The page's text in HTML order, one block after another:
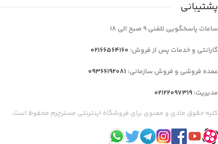
پشتیبانی
ساعات پاسخگویی تلفنی 9 صبح الی 18
گارانتی و خدمات پس از فروش: 02166564160
عمده فروشی و فروش سازمانی: 09366192081
مدیریت:02122097319
کلیه حقوق مادی و معنوی برای فروشگاه اینترنتی مسترچرم محفوظ است.